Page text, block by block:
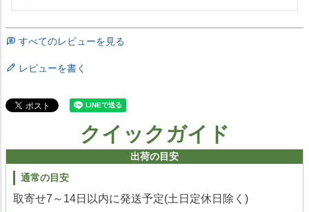
すべてのレビューを見る
レビューを書く
クイックガイド
出荷の目安
通常の目安
取寄せ7～14日以内に発送予定(土日定休日除く)